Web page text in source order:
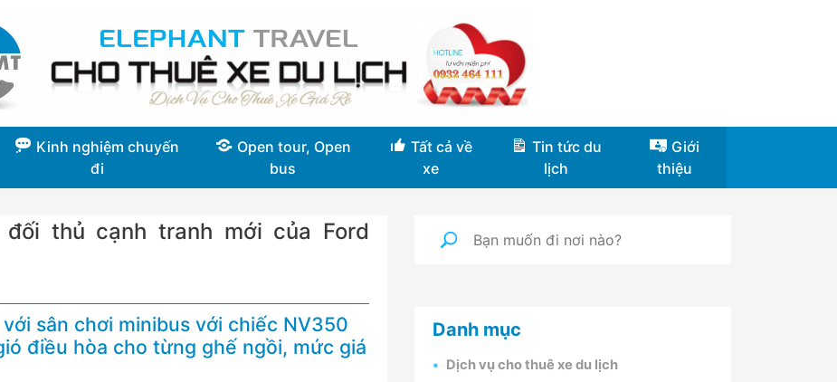
Kinh nghiệm chuyến
đi
Open tour, Open
bus
Tất cả về
xe
Tin tức du
lịch
Giới
thiệu
thủ cạnh tranh mới của Ford
sân chơi minibus với chiếc NV350
điều hòa cho từng ghế ngồi, mức giá
Danh mục
Dịch vụ cho thuê xe du lịch